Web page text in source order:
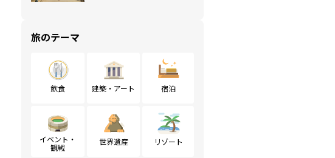
旅のテーマ
飲食 建築・アート 宿泊
イベント・
観戦
世界遺産 リゾート